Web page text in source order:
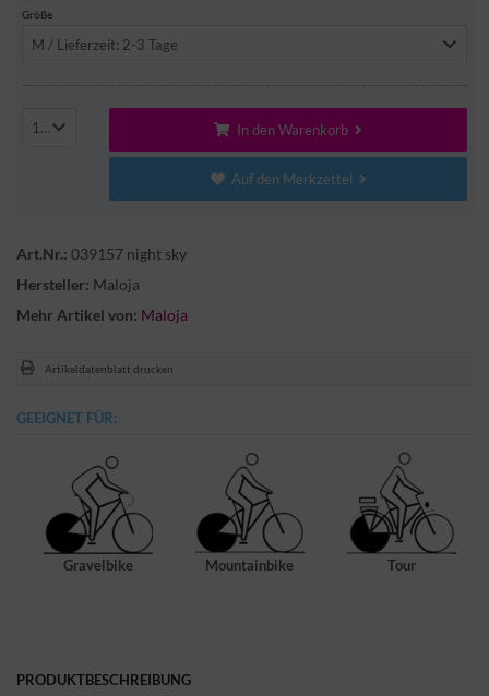
Größe
M / Lieferzeit: 2-3 Tage
1 In den Warenkorb
Auf den Merkzettel
Art.Nr.: 039157 night sky
Hersteller: Maloja
Mehr Artikel von: Maloja
Artikeldatenblatt drucken
GEEIGNET FÜR:
Gravelbike Mountainbike Tour
PRODUKTBESCHREIBUNG